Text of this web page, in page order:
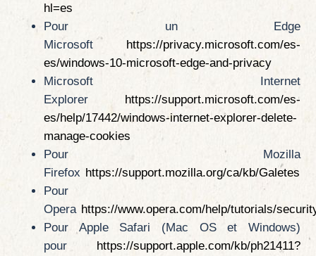
hl=es
Pour un Edge
Microsoft https://privacy.microsoft.com/es-
es/windows-10-microsoft-edge-and-privacy
Microsoft Internet
Explorer https://support.microsoft.com/es-
es/help/17442/windows-internet-explorer-delete-
manage-cookies
Pour Mozilla
Firefox https://support.mozilla.org/ca/kb/Galetes
Pour
Opera https://www.opera.com/help/tutorials/
Pour Apple Safari (Mac OS et Windows)
pour https://support.apple.com/kb/ph21411?